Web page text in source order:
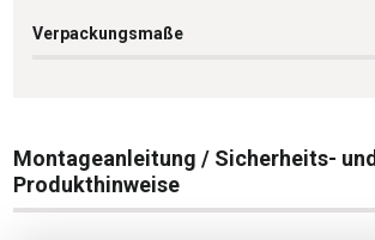
Verpackungsmaße
Montageanleitung / Sicherheits- und
Produkthinweise